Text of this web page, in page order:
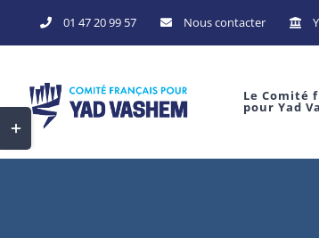
01 47 20 99 57 Nous contacter
Le Comité
pour Yad